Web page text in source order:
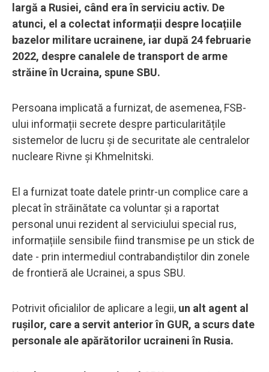
largă a Rusiei, când era în serviciu activ. De
atunci, el a colectat informații despre locațiile
bazelor militare ucrainene, iar după 24 februarie
2022, despre canalele de transport de arme
străine în Ucraina, spune SBU.
Persoana implicată a furnizat, de asemenea, FSB-
ului informații secrete despre particularitățile
sistemelor de lucru și de securitate ale centralelor
nucleare Rivne și Khmelnitski.
El a furnizat toate datele printr-un complice care a
plecat în străinătate ca voluntar și a raportat
personal unui rezident al serviciului special rus,
informațiile sensibile fiind transmise pe un stick de
date - prin intermediul contrabandiștilor din zonele
de frontieră ale Ucrainei, a spus SBU.
Potrivit oficialilor de aplicare a legii, un alt agent al
rușilor, care a servit anterior în GUR, a scurs date
personale ale apărătorilor ucraineni în Rusia.